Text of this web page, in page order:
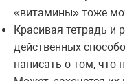
«витамины» тоже
Красивая тетрадь и
действенных
написать о том, что